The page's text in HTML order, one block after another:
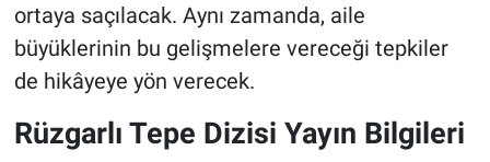
ortaya saçılacak. Aynı zamanda, aile
büyüklerinin bu gelişmelere vereceği tepkiler
de hikâyeye yön verecek.
Rüzgarlı Tepe Dizisi Yayın Bilgileri